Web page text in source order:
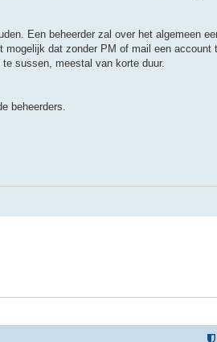
Een beheerder zal over het algemeen
dat zonder PM of mail een account
sussen, meestal van korte duur.
beheerders.